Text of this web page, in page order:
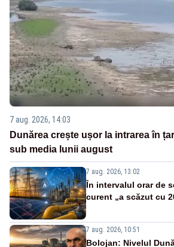
7 aug. 2026, 14:03
Dunărea crește ușor la intrarea în
sub media lunii august
7 aug. 2026, 13:02
În intervalul orar de
curent „a scăzut cu
7 aug. 2026, 10:51
Bolojan: Nivelul